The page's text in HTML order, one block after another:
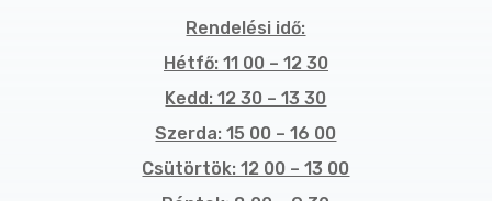
Rendelési idő:
Hétfő: 11 00 – 12 30
Kedd: 12 30 – 13 30
Szerda: 15 00 – 16 00
Csütörtök: 12 00 – 13 00